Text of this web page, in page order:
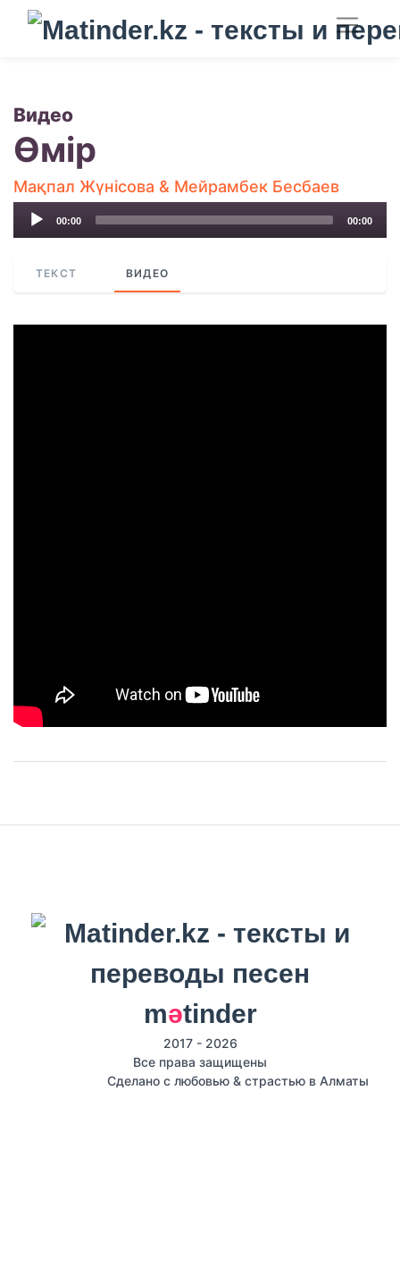
Видео
Өмір
Мақпал Жүнісова & Мейрамбек Бесбаев
Audio
00:00 00:00
ТЕКСТ ВИДЕО
mәtinder
2017 - 2026
Все права защищены
Сделано с любовью & страстью в Алматы